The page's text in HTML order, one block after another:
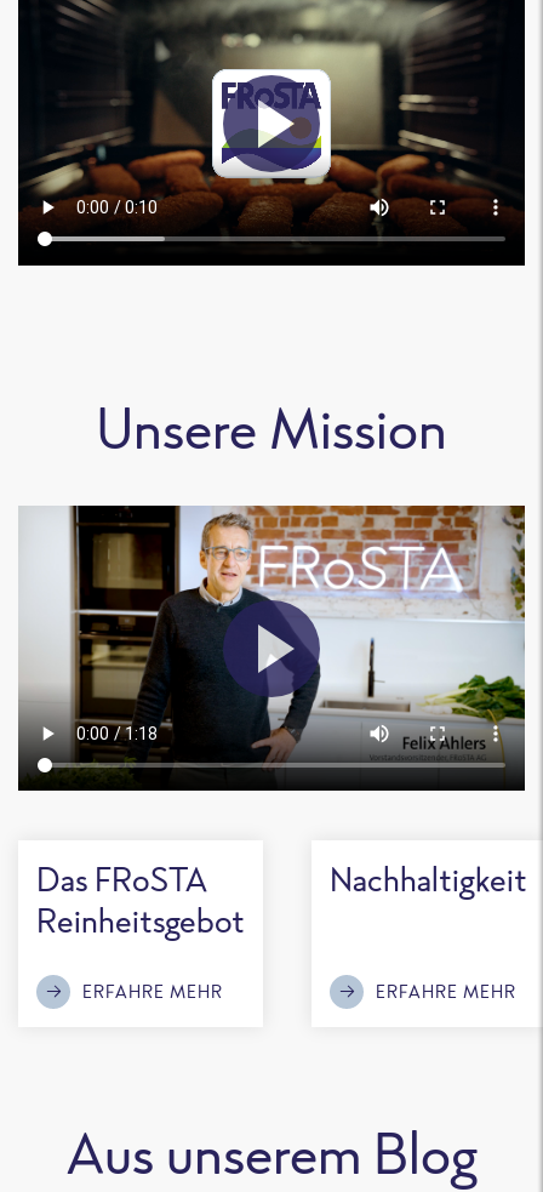
Unsere Mission
Das FRoSTA
Reinheitsgebot
ERFAHRE MEHR
Nachhaltigkeit
ERFAHRE MEHR
Aus unserem Blog